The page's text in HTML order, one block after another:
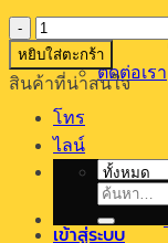
ติดต่อเรา
โทร
ไลน์
ค้นหา:
เข้าสู่ระบบ
จำนวน
PPPE-
400
หยิบใส่ตะกร้า
สินค้าที่น่าสนใจ